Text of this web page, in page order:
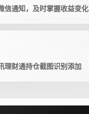
信通知，及时掌握收益变化
理财通持仓截图识别添加